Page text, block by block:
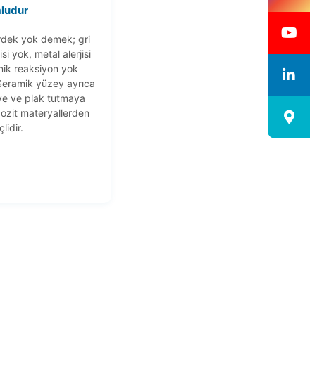
yok demek; gri
yok, metal alerjisi
reaksiyon yok
yüzey ayrıca
ve plak tutmaya
materyallerden